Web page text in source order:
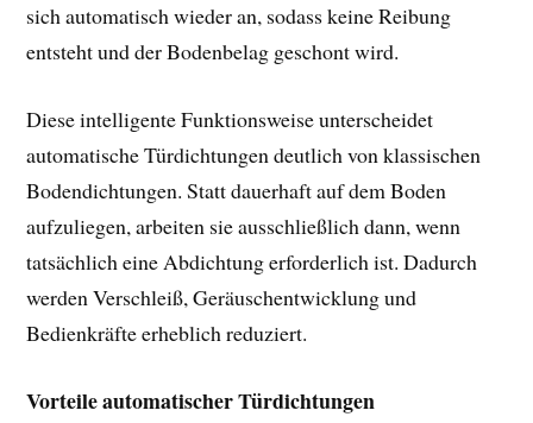
sich automatisch wieder an, sodass keine Reibung
entsteht und der Bodenbelag geschont wird.
Diese intelligente Funktionsweise unterscheidet
automatische Türdichtungen deutlich von klassischen
Bodendichtungen. Statt dauerhaft auf dem Boden
aufzuliegen, arbeiten sie ausschließlich dann, wenn
tatsächlich eine Abdichtung erforderlich ist. Dadurch
werden Verschleiß, Geräuschentwicklung und
Bedienkräfte erheblich reduziert.
Vorteile automatischer Türdichtungen